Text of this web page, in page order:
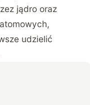
jądro oraz
udzielić